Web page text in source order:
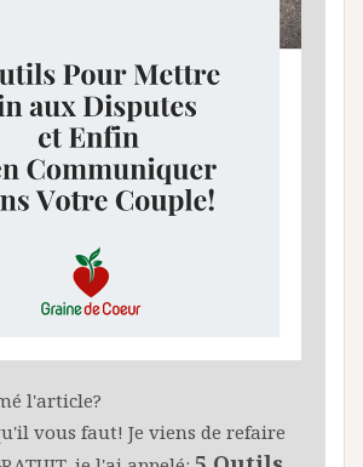
l'article?
vous faut! Je viens de refaire